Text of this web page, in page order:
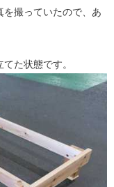
撮っていたので、あ
た状態です。